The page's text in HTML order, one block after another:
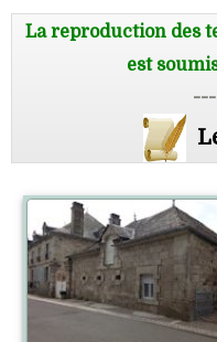
La reproduction des
est